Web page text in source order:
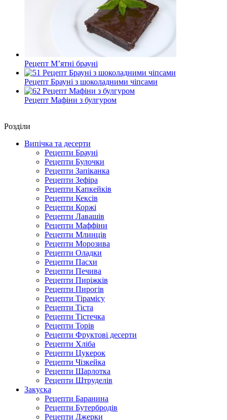
Рецепт М’ятні брауні
Рецепт Брауні з шоколадними чіпсами
Рецепт Мафіни з булгуром
Роздiли
Випічка та десерти
Рецепти Брауні
Рецепти Булочки
Рецепти Запіканка
Рецепти Зефіра
Рецепти Капкейків
Рецепти Кексів
Рецепти Коржі
Рецепти Лавашів
Рецепти Маффіни
Рецепти Млинців
Рецепти Морозива
Рецепти Оладки
Рецепти Пасхи
Рецепти Печива
Рецепти Пиріжків
Рецепти Пирогів
Рецепти Тірамісу
Рецепти Тіста
Рецепти Тістечка
Рецепти Торів
Рецепти Фруктові десерти
Рецепти Хліба
Рецепти Цукерок
Рецепти Чізкейка
Рецепти Шарлотка
Рецепти Штруделів
Закуска
Рецепти Баранина
Рецепти Бутербродів
Рецепти Джерки